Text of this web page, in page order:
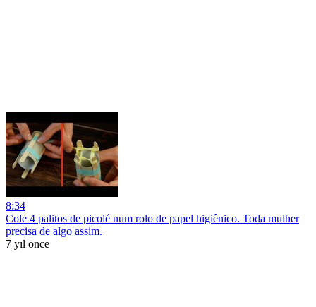
8:34
Cole 4 palitos de picolé num rolo de papel higiênico. Toda mulher
precisa de algo assim.
7 yıl önce